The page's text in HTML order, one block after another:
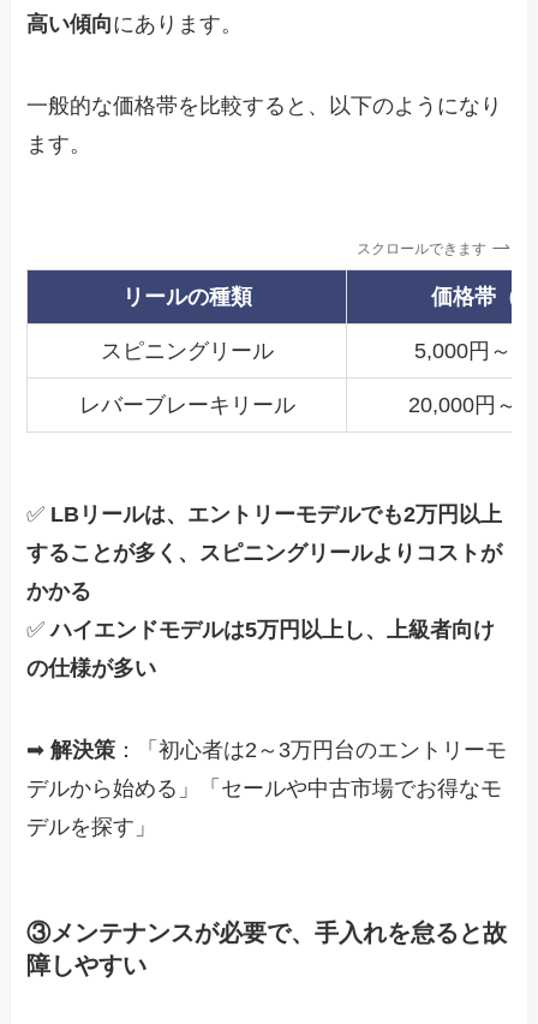
高い傾向にあります。
一般的な価格帯を比較すると、以下のようになり
ます。
スクロールできます
リールの種類 価格帯（
スピニングリール 5,000円～
レバーブレーキリール 20,000円～
✅ LBリールは、エントリーモデルでも2万円以上
することが多く、スピニングリールよりコストが
かかる
✅ハイエンドモデルは5万円以上し、上級者向け
の仕様が多い
➡解決策 ：「初心者は2～3万円台のエントリーモ
デルから始める」「セールや中古市場でお得なモ
デルを探す」
③メンテナンスが必要で、手入れを怠ると故
障しやすい